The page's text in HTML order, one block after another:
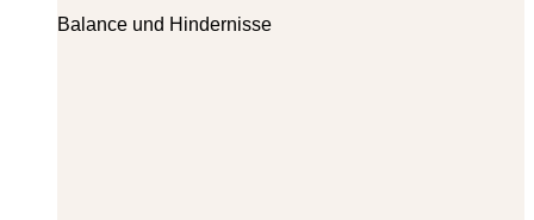
Balance und Hindernisse